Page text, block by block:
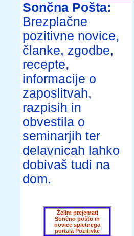
Sončna Pošta:
Brezplačne
pozitivne novice,
članke, zgodbe,
recepte,
informacije o
zaposlitvah,
razpisih in
obvestila o
seminarjih ter
delavnicah lahko
dobivaš tudi na
dom.
Želim prejemati
Sončno pošto in
novice spletnega
portala Pozitivke